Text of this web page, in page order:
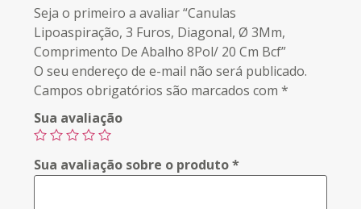
Seja o primeiro a avaliar “Canulas
Lipoaspiração, 3 Furos, Diagonal, Ø 3Mm,
Comprimento De Abalho 8Pol/ 20 Cm Bcf”
O seu endereço de e-mail não será publicado.
Campos obrigatórios são marcados com*
Sua avaliação
Sua avaliação sobre o produto*